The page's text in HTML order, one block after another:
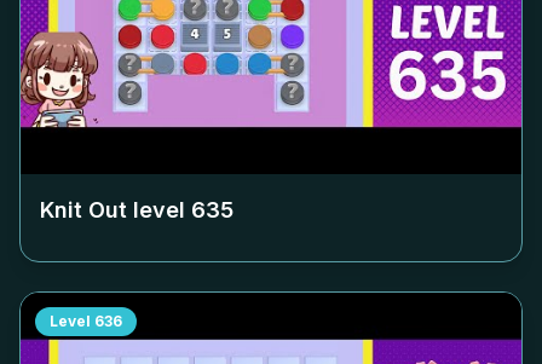
Knit Out level 635
Level 636